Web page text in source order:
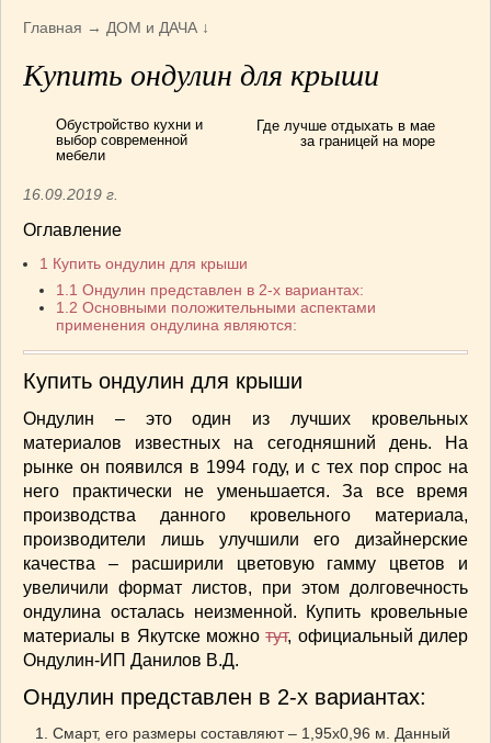
Армянская
(4)
Грузинская(10)
Ирландские блюда
Итальянская
Корейская
Узбекская
(14)
Швейцарская(6)
ПЕРВЫЕ БЛЮДА(56)
САЛАТИКИ(132)
Мясные
(33)
Овощные(52)
Рыбные(18)
СОУСЫ
ПЕЧЕМ ВМЕСТЕ
(257)
Блинчики
(13)
Печенье (22)
Пироги (139)
Пирожные (13)
Торты
(54)
Торты без выпечки(7)
НАПИТКИ(26)
Главная → ДОМ и ДАЧА ↓
Купить ондулин для крыши
Обустройство кухни и
выбор современной
мебели
Где лучше отдыхать в мае
за границей на море
16.09.2019 г.
Оглавление
1 Купить ондулин для крыши
1.1 Ондулин представлен в 2-х вариантах:
1.2 Основными положительными аспектами
применения ондулина являются:
Купить ондулин для крыши
Ондулин – это один из лучших кровельных
материалов известных на сегодняшний день. На
рынке он появился в 1994 году, и с тех пор спрос на
него практически не уменьшается. За все время
производства данного кровельного материала,
производители лишь улучшили его дизайнерские
качества – расширили цветовую гамму цветов и
увеличили формат листов, при этом долговечность
ондулина осталась неизменной. Купить кровельные
материалы в Якутске можнотут, официальный дилер
Ондулин-ИП Данилов В.Д.
Ондулин представлен в 2-х вариантах:
Смарт, его размеры составляют – 1,95х0,96 м. Данный